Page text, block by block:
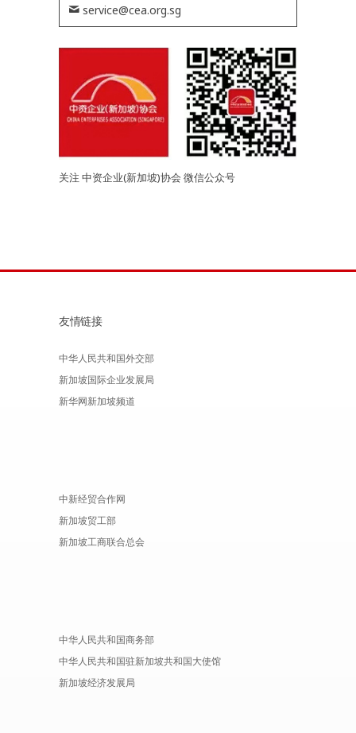
service@cea.org.sg
关注 中资企业(新加坡)协会 微信公众号
友情链接
中华人民共和国外交部
新加坡国际企业发展局
新华网新加坡频道
中新经贸合作网
新加坡贸工部
新加坡工商联合总会
中华人民共和国商务部
中华人民共和国驻新加坡共和国大使馆
新加坡经济发展局